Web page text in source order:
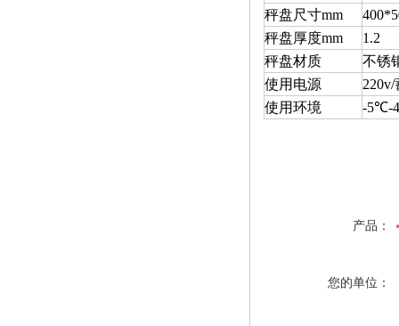
秤盘尺寸mm
秤盘厚度mm
1.2
秤盘材质
不锈
使用电源
220v/
使用环境
-5℃-
产品：
您的单位：